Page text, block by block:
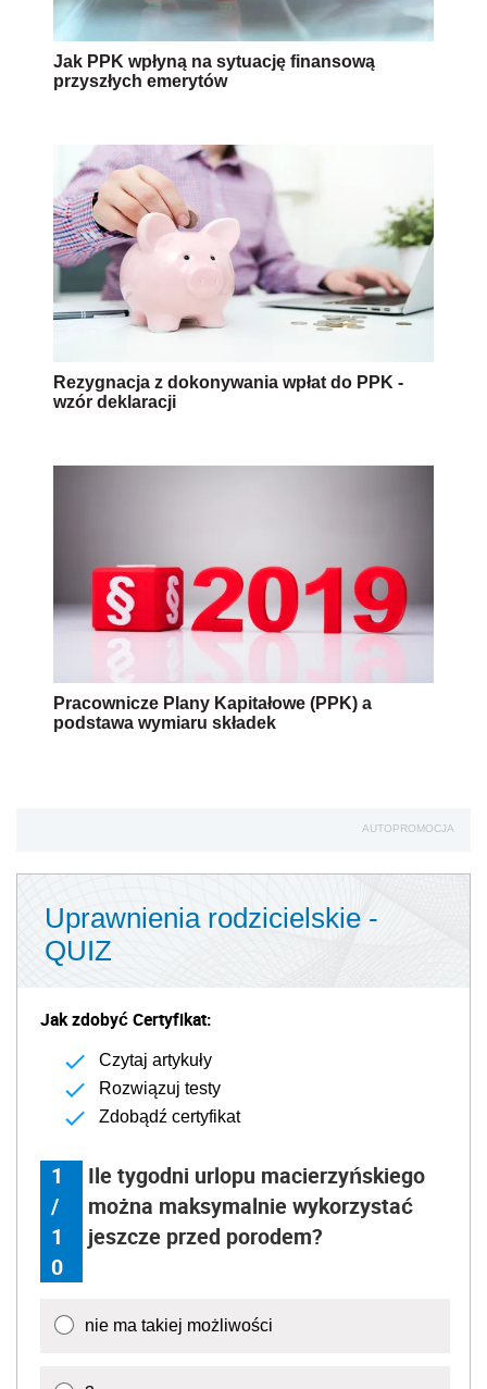
Jak PPK wpłyną na sytuację finansową
przyszłych emerytów
Rezygnacja z dokonywania wpłat do PPK -
wzór deklaracji
Pracownicze Plany Kapitałowe (PPK) a
podstawa wymiaru składek
AUTOPROMOCJA
Uprawnienia rodzicielskie -
QUIZ
Jak zdobyć Certyfikat:
Czytaj artykuły
Rozwiązuj testy
Zdobądź certyfikat
1
/
1
0
Ile tygodni urlopu macierzyńskiego
można maksymalnie wykorzystać
jeszcze przed porodem?
nie ma takiej możliwości